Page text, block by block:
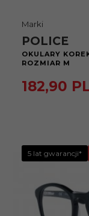
Marki
POLICE
OKULARY
ROZMIAR M
182,90
5 lat gwarancji*